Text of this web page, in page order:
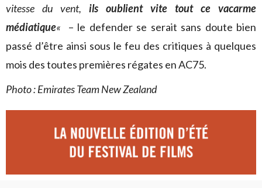
vitesse du vent, ils oublient vite tout ce vacarme
médiatique«
– le defender se serait sans doute bien
passé d’être ainsi sous le feu des critiques à quelques
mois des toutes premières régates en AC75.
Photo : Emirates Team New Zealand